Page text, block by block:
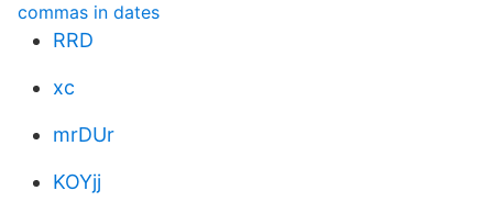
commas in dates
RRD
xc
mrDUr
KOYjj